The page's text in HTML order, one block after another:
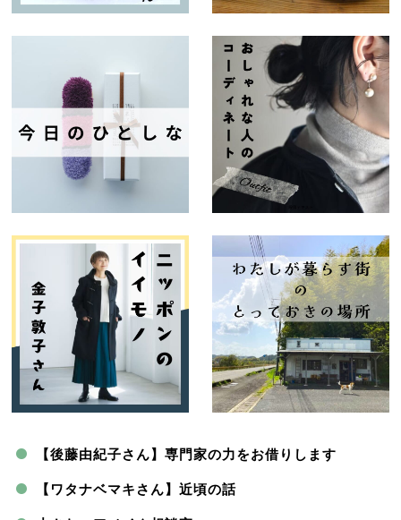
【後藤由紀子さん】専門家の力をお借りします
【ワタナベマキさん】近頃の話